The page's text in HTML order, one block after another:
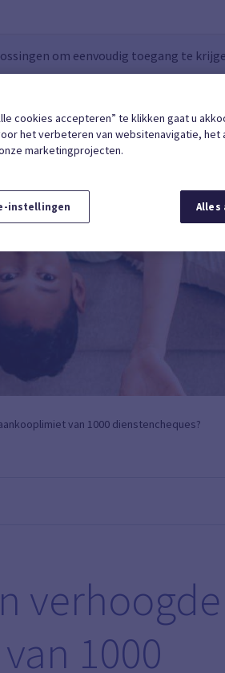
om eenvoudig toegang te
van 1000 dienstencheques?
verhoogde
1000
cookies accepteren” te klikken gaat u
het verbeteren van websitenavigatie, het
marketingprojecten.
instellingen Alles